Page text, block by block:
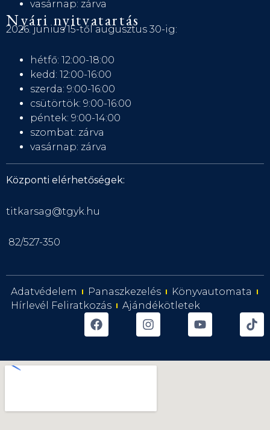
vasárnap: zárva
Nyári nyitvatartás
2026. június 15-től augusztus 30-ig:
hétfő: 12:00-18:00
kedd: 12:00-16:00
szerda: 9:00-16:00
csütörtök: 9:00-16:00
péntek: 9:00-14:00
szombat: zárva
vasárnap: zárva
Központi elérhetőségek:
titkarsag@tgyk.hu
82/527-350
Adatvédelem Panaszkezelés
Könyvautomata
Hírlevél Feliratkozás
Ajándékötletek